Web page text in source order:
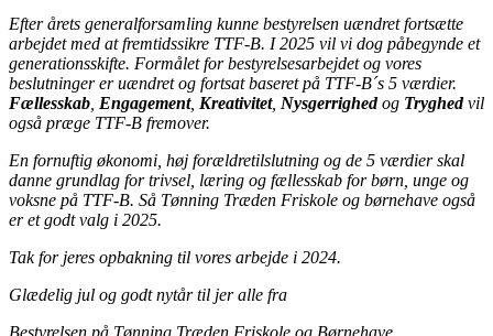
Efter årets generalforsamling kunne bestyrelsen uændret fortsætte
arbejdet med at fremtidssikre TTF-B. I 2025 vil vi dog påbegynde et
generationsskifte. Formålet for bestyrelsesarbejdet og vores
beslutninger er uændret og fortsat baseret på TTF-B´s 5 værdier.
Fællesskab Engagement, Kreativitet, Nysgerrighedog Tryghedvil
også præge TTF-B fremover.
En fornuftig økonomi, høj forældretilslutning og de 5 værdier skal
danne grundlag for trivsel, læring og fællesskab for børn, unge og
voksne på TTF-B. Så Tønning Træden Friskole og børnehave også
er et godt valg i 2025.
Tak for jeres opbakning til vores arbejde i 2024.
Glædelig jul og godt nytår til jer alle fra
Bestyrelsen på Tønning Træden Friskole og Børnehave